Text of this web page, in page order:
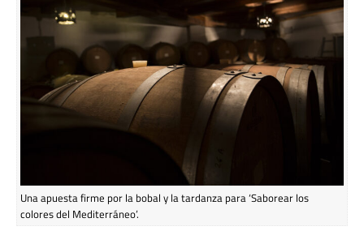
Una apuesta firme por la bobal y la tardanza para ‘Saborear los
colores del Mediterráneo’.